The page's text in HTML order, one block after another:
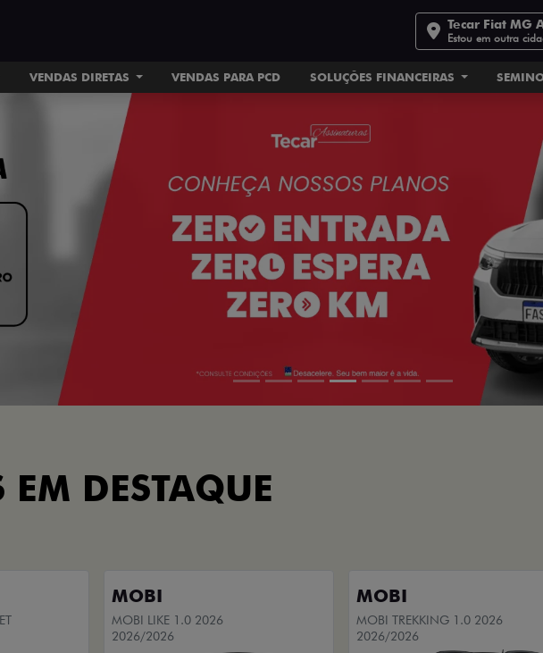
Tecar Fiat MG
Estou em outra
VENDAS DIRETAS VENDAS PARA PCD SOLUÇÕES FINANCEIRAS